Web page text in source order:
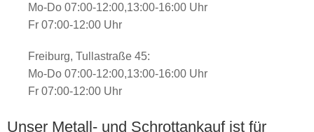
Mo-Do 07:00-12:00,13:00-16:00 Uhr
Fr 07:00-12:00 Uhr
Freiburg, Tullastraße 45:
Mo-Do 07:00-12:00,13:00-16:00 Uhr
Fr 07:00-12:00 Uhr
Unser Metall- und Schrottankauf ist für